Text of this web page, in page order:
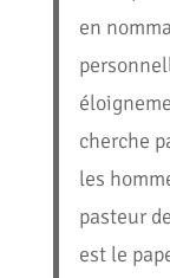
en
cherche
les
pasteur
est le